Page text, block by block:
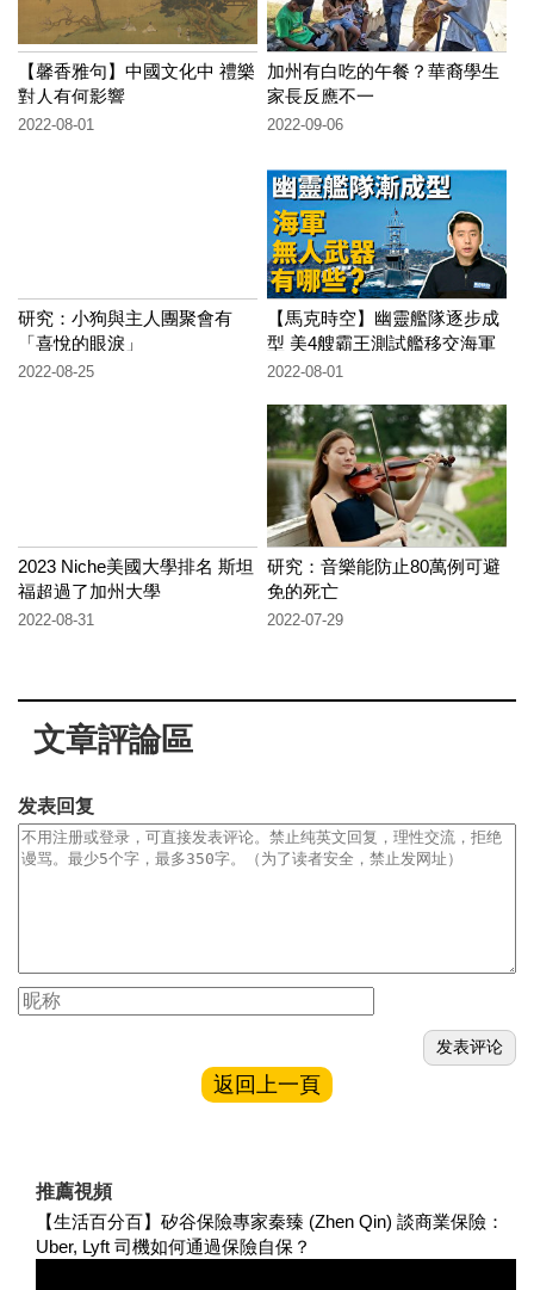
【馨香雅句】中國文化中 禮樂
對人有何影響
2022-08-01
加州有白吃的午餐？華裔學生
家長反應不一
2022-09-06
研究：小狗與主人團聚會有
「喜悅的眼淚」
2022-08-25
【馬克時空】幽靈艦隊逐步成
型 美4艘霸王測試艦移交海軍
2022-08-01
2023 Niche美國大學排名 斯坦
福超過了加州大學
2022-08-31
研究：音樂能防止80萬例可避
免的死亡
2022-07-29
文章評論區
发表回复
返回上一頁
推薦視頻
【生活百分百】矽谷保險專家秦臻 (Zhen Qin) 談商業保險：
Uber, Lyft 司機如何通過保險自保？